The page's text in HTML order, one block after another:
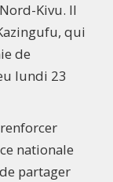
Kivu. Il
qui
de
lundi 23
nationale
partager